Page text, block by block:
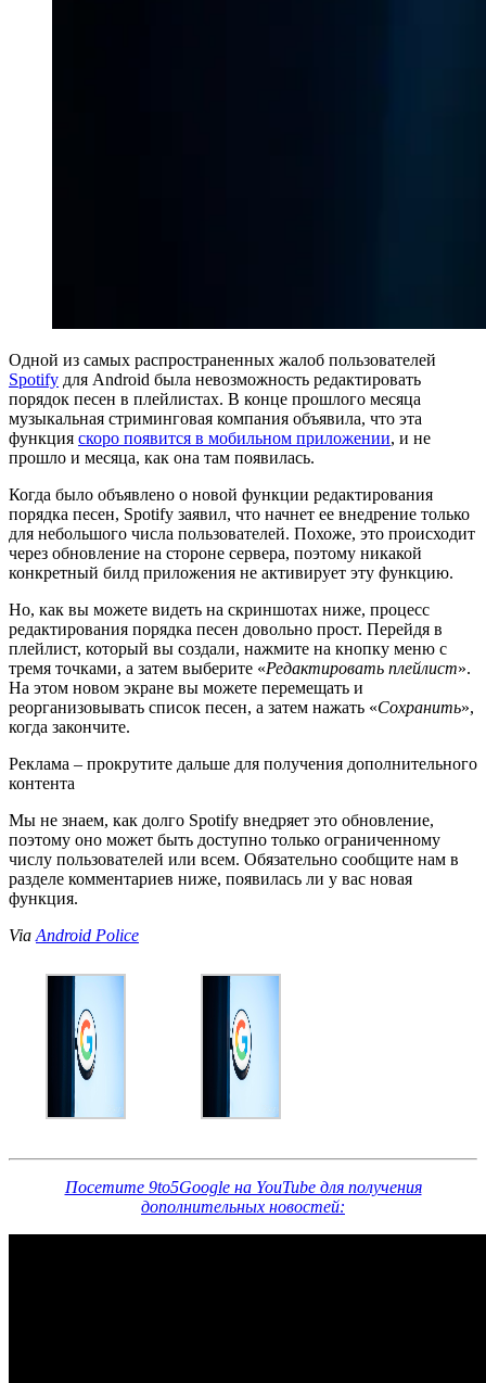
Одной из самых распространенных жалоб пользователей
Spotify для Android была невозможность редактировать
порядок песен в плейлистах. В конце прошлого месяца
музыкальная стриминговая компания объявила, что эта
функция скоро появится в мобильном приложении, и не
прошло и месяца, как она там появилась.
Когда было объявлено о новой функции редактирования
порядка песен, Spotify заявил, что начнет ее внедрение только
для небольшого числа пользователей. Похоже, это происходит
через обновление на стороне сервера, поэтому никакой
конкретный билд приложения не активирует эту функцию.
Но, как вы можете видеть на скриншотах ниже, процесс
редактирования порядка песен довольно прост. Перейдя в
плейлист, который вы создали, нажмите на кнопку меню с
тремя точками, а затем выберите «Редактировать плейлист».
На этом новом экране вы можете перемещать и
реорганизовывать список песен, а затем нажать «Сохранить»,
когда закончите.
Реклама – прокрутите дальше для получения дополнительного
контента
Мы не знаем, как долго Spotify внедряет это обновление,
поэтому оно может быть доступно только ограниченному
числу пользователей или всем. Обязательно сообщите нам в
разделе комментариев ниже, появилась ли у вас новая
функция.
Via Android Police
Посетите 9to5Google на YouTube для получения
дополнительных новостей: